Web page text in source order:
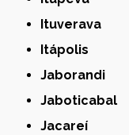
Ituverava
Itápolis
Jaborandi
Jaboticabal
Jacareí